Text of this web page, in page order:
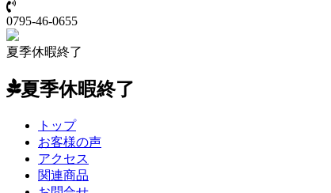
0795-46-0655
夏季休暇終了
夏季休暇終了
トップ
お客様の声
アクセス
関連商品